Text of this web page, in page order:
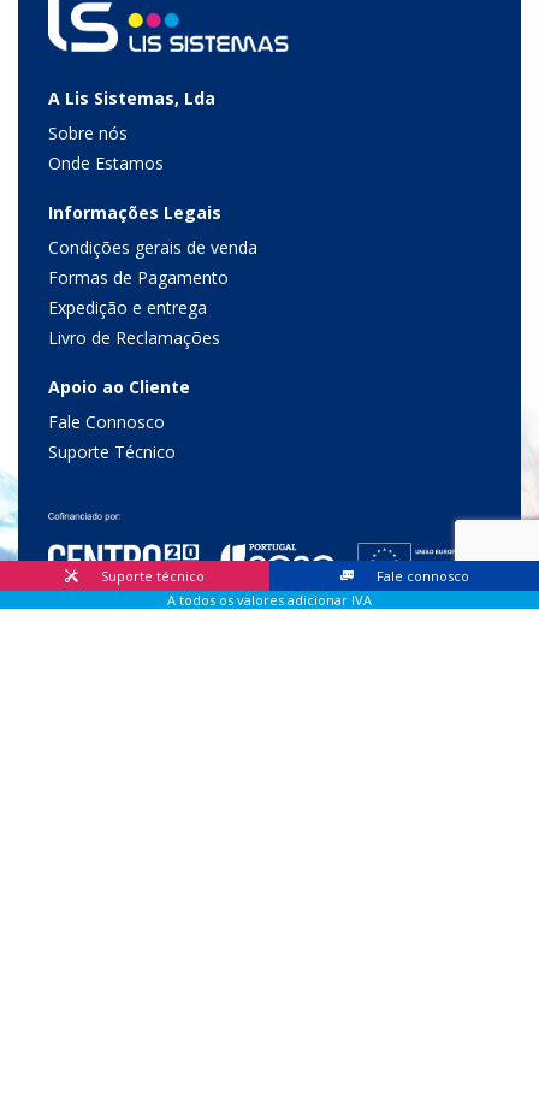
A Lis Sistemas, Lda
Sobre nós
Onde Estamos
Informações Legais
Condições gerais de venda
Formas de Pagamento
Expedição e entrega
Livro de Reclamações
Apoio ao Cliente
Fale Connosco
Suporte Técnico
Suporte técnico
Fale connosco
A todos os valores adicionar IVA